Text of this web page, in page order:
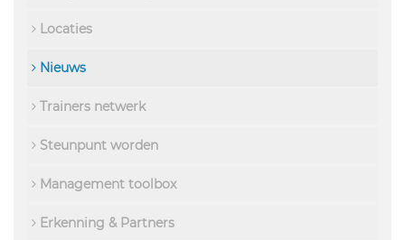
Locaties
Nieuws
Trainers netwerk
Steunpunt worden
Management toolbox
Erkenning & Partners